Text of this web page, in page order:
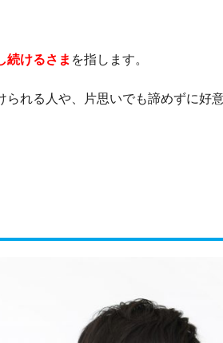
続けるさま を指します。
れる人や、片思いでも諦めずに好